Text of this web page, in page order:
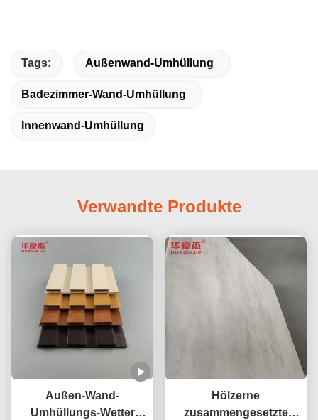
Tags: Außenwand-Umhüllung
Badezimmer-Wand-Umhüllung
Innenwand-Umhüllung
Verwandte Produkte
Außen-Wand-
Umhüllungs-Wetter
Hölzerne
zusammengesetzte